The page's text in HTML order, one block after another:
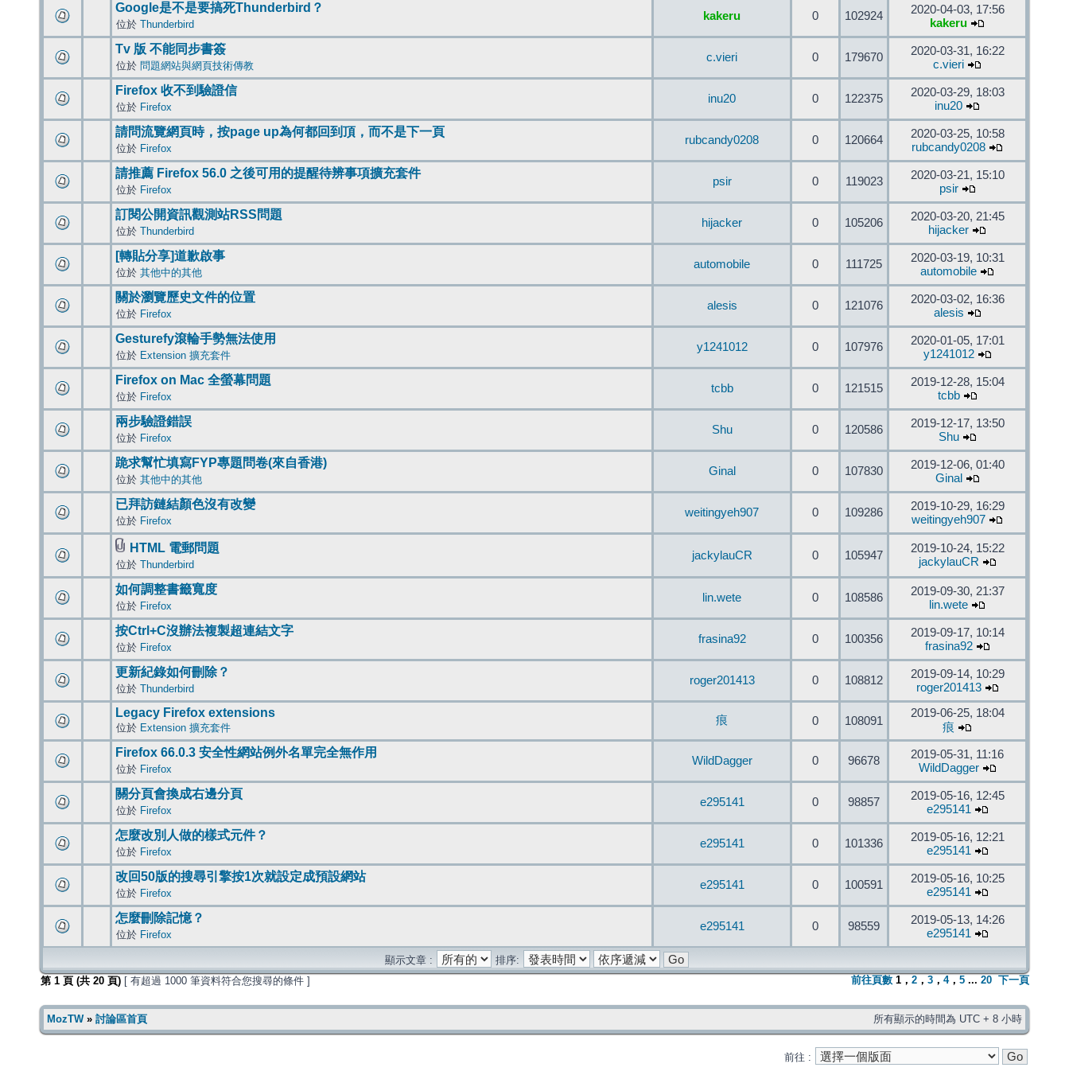
Google是不是要搞死Thunderbird？
位於 Thunderbird
kakeru 0 102924
2020-04-03, 17:56
kakeru
Tv 版 不能同步書簽
位於 問題網站與網頁技術傳教
c.vieri 0 179670
2020-03-31, 16:22
c.vieri
Firefox 收不到驗證信
位於 Firefox
inu20 0 122375
2020-03-29, 18:03
inu20
請問流覽網頁時，按page up為何都回到頂，而不是下一頁
位於 Firefox
rubcandy0208 0 120664
2020-03-25, 10:58
rubcandy0208
請推薦 Firefox 56.0 之後可用的提醒待辨事項擴充套件
位於 Firefox
psir 0 119023
2020-03-21, 15:10
psir
訂閱公開資訊觀測站RSS問題
位於 Thunderbird
hijacker 0 105206
2020-03-20, 21:45
hijacker
[轉貼分享]道歉啟事
位於 其他中的其他
automobile 0 111725
2020-03-19, 10:31
automobile
關於瀏覽歷史文件的位置
位於 Firefox
alesis 0 121076
2020-03-02, 16:36
alesis
Gesturefy滾輪手勢無法使用
位於 Extension 擴充套件
y1241012 0 107976
2020-01-05, 17:01
y1241012
Firefox on Mac 全螢幕問題
位於 Firefox
tcbb 0 121515
2019-12-28, 15:04
tcbb
兩步驗證錯誤
位於 Firefox
Shu 0 120586
2019-12-17, 13:50
Shu
跪求幫忙填寫FYP專題問卷(來自香港)
位於 其他中的其他
Ginal 0 107830
2019-12-06, 01:40
Ginal
已拜訪鏈結顏色沒有改變
位於 Firefox
weitingyeh907 0 109286
2019-10-29, 16:29
weitingyeh907
HTML 電郵問題
位於 Thunderbird
jackylauCR 0 105947
2019-10-24, 15:22
jackylauCR
如何調整書籤寬度
位於 Firefox
lin.wete 0 108586
2019-09-30, 21:37
lin.wete
按Ctrl+C沒辦法複製超連結文字
位於 Firefox
frasina92 0 100356
2019-09-17, 10:14
frasina92
更新紀錄如何刪除？
位於 Thunderbird
roger201413 0 108812
2019-09-14, 10:29
roger201413
Legacy Firefox extensions
位於 Extension 擴充套件
痕 0 108091
2019-06-25, 18:04
痕
Firefox 66.0.3 安全性網站例外名單完全無作用
位於 Firefox
WildDagger 0 96678
2019-05-31, 11:16
WildDagger
關分頁會換成右邊分頁
位於 Firefox
e295141 0 98857
2019-05-16, 12:45
e295141
怎麼改別人做的樣式元件？
位於 Firefox
e295141 0 101336
2019-05-16, 12:21
e295141
改回50版的搜尋引擎按1次就設定成預設網站
位於 Firefox
e295141 0 100591
2019-05-16, 10:25
e295141
怎麼刪除記憶？
位於 Firefox
e295141 0 98559
2019-05-13, 14:26
e295141
顯示文章 :
排序:
第 1 頁 (共 20 頁) [ 有超過 1000 筆資料符合您搜尋的條件 ] 前往頁數 1 ， 2 ， 3 ， 4， 5 ... 20 下一頁
MozTW» 討論區首頁 所有顯示的時間為 UTC + 8 小時
前往 :